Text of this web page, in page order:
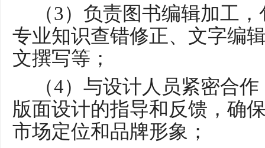
（3）负责图书编辑加工
专业知识查错修正、文字编
文撰写等；
（4）与设计人员紧密合
版面设计的指导和反馈，确
市场定位和品牌形象；